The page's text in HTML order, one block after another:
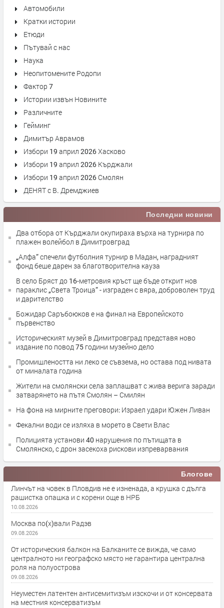
Автомобили
Кратки истории
Етюди
Пътувай с нас
Наука
Неопитомените Родопи
Фактор 7
Истории извън Новините
Различните
Гейминг
Димитър Аврамов
Избори 19 април 2026 Хасково
Избори 19 април 2026 Кърджали
Избори 19 април 2026 Смолян
ДЕНЯТ с В. Дремджиев
Последни новини
Два отбора от Кърджали окупираха върха на турнира по
плажен волейбол в Димитровград
„Алфа“ спечели футболния турнир в Мадан, наградният
фонд беше дарен за благотворителна кауза
В село Бряст до 16-метровия кръст ще бъде открит нов
параклис „Света Троица“ - изграден с вяра, доброволен труд
и дарителство
Божидар Саръбоюков е на финал на Европейското
първенство
Историческият музей в Димитровград представя ново
издание по повод 75 години музейно дело
Промишлеността ни леко се съвзема, но остава под нивата
от миналата година
Жители на смолянски села заплашват с жива верига заради
затварянето на пътя Смолян – Смилян
На фона на мирните преговори: Израел удари Южен Ливан
Фекални води се изляха в морето в Свети Влас
Полицията установи 40 нарушения по пътищата в
Смолянско, с дрон засекоха рискови изпреварвания
Блогове
Линчът на човек в Пловдив не е изненада, а крушка с дълга
рашистка опашка и с корени още в НРБ
10.08.2026
Москва по(х)вали Радэв
09.08.2026
От историческия балкон на Балканите се вижда, че само
централното ни географско място не гарантира централна
роля на полуострова
09.08.2026
Неуместен латентен антисемитизъм изскочи и от консервата
на местния консерватизъм